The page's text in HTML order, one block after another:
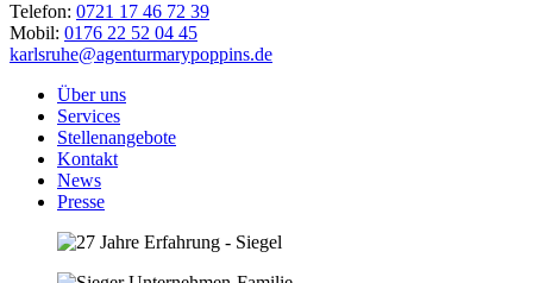
Telefon: 0721 17 46 72 39
Mobil: 0176 22 52 04 45
karlsruhe@agenturmarypoppins.de
Über uns
Services
Stellenangebote
Kontakt
News
Presse